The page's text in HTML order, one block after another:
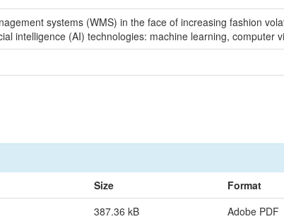
systems (WMS) in the face of increasing fashion
intelligence (AI) technologies: machine learning, computer
Size
Format
387.36 kB Adobe PDF